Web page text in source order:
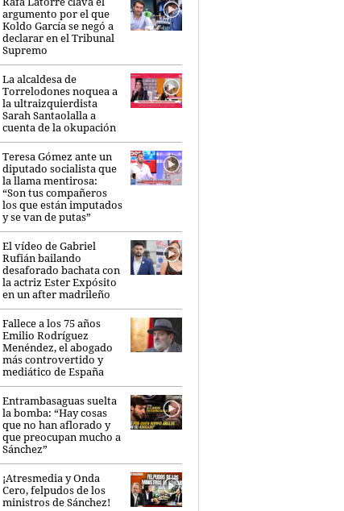
argumento por el que
Koldo García se negó a
declarar en el Tribunal
Supremo
La alcaldesa de
Torrelodones noquea a
la ultraizquierdista
Sarah Santaolalla a
cuenta de la okupación
Teresa Gómez ante un
diputado socialista que
la llama mentirosa:
“Son tus compañeros
los que están imputados
y se van de putas”
El vídeo de Gabriel
Rufián bailando
desaforado bachata con
la actriz Ester Expósito
en un after madrileño
Fallece a los 75 años
Emilio Rodríguez
Menéndez, el abogado
más controvertido y
mediático de España
Entrambasaguas suelta
la bomba: “Hay cosas
que no han aflorado y
que preocupan mucho a
Sánchez”
¡Atresmedia y Onda
Cero, felpudos de los
ministros de Sánchez!